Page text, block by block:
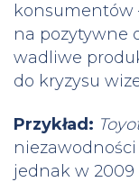
konsumentów
na pozytywne
wadliwe
do kryzysu
Przykład:
jednak w 2009